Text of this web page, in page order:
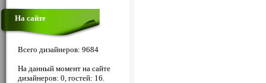
На сайте
Всего дизайнеров: 9684
На данный момент на сайте
дизайнеров: 0, гостей: 16.